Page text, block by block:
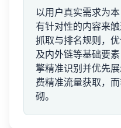
以用户真实需求为
有针对性的内容来
抓取与排名规则，
及内外链等基础要
擎精准识别并优先
费精准流量获取，
砌。